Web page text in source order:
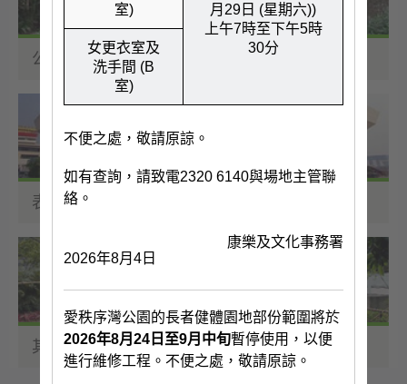
公園及動植物公園
表演場地
其他設施及場地
月29日 (星期六))
上午7時至下午5時
30分
室)
女更衣室及
洗手間 (B
室)
不便之處，敬請原諒。
如有查詢，請致電2320 6140與場地主管聯
絡。
康樂及文化事務署
2026年8月4日
愛秩序灣公園的長者健體園地部份範圍將於
2026年8月24日至9月中旬暫停使用，以便
進行維修工程。不便之處，敬請原諒。